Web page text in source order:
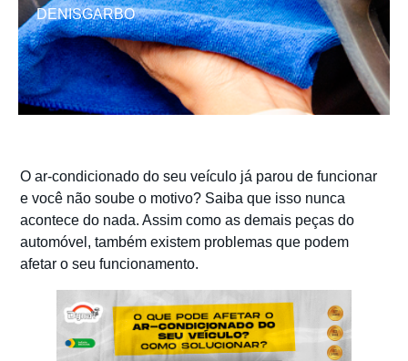
DENISGARBO
O ar-condicionado do seu veículo já parou de funcionar
e você não soube o motivo? Saiba que isso nunca
acontece do nada. Assim como as demais peças do
automóvel, também existem problemas que podem
afetar o seu funcionamento.